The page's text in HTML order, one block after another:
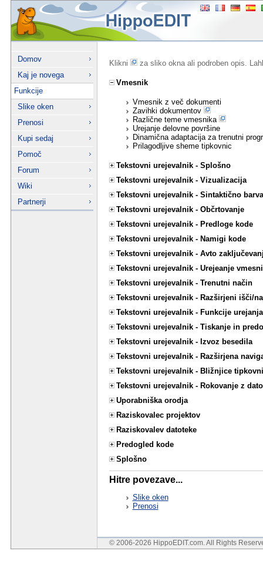
Domov
Kaj je novega
Funkcije
Slike oken
Prenosi
Kupi sedaj
Pomoč
Forum
Wiki
Partnerji
Klikni za sliko okna ali podroben opis.
Vmesnik
Vmesnik z več dokumenti
Zavihki dokumentov
Različne teme vmesnika
Urejanje delovne površine
Dinamična adaptacija za trenutni
Prilagodljive sheme tipkovnic
Tekstovni urejevalnik - Splošno
Tekstovni urejevalnik - Vizualizacija
Tekstovni urejevalnik - Sintaktično
Tekstovni urejevalnik - Občrtovanje
Tekstovni urejevalnik - Predloge kode
Tekstovni urejevalnik - Namigi kode
Tekstovni urejevalnik - Avto
Tekstovni urejevalnik - Urejeanje
Tekstovni urejevalnik - Trenutni način
Tekstovni urejevalnik - Razširjeni išči/
Tekstovni urejevalnik - Funkcije urejanja
Tekstovni urejevalnik - Tiskanje in
Tekstovni urejevalnik - Izvoz besedila
Tekstovni urejevalnik - Razširjena
Tekstovni urejevalnik - Bližnjice
Tekstovni urejevalnik - Rokovanje z
Uporabniška orodja
Raziskovalec projektov
Raziskovalev datoteke
Predogled kode
Splošno
Hitre povezave...
Slike oken
Prenosi
© 2006-2026 HippoEDIT.com. All Rights